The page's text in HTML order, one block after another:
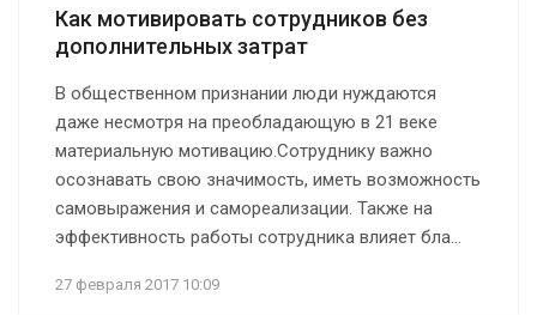
Как мотивировать сотрудников без
дополнительных затрат
В общественном признании люди нуждаются
даже несмотря на преобладающую в 21 веке
материальную мотивацию.Сотруднику важно
осознавать свою значимость, иметь возможность
самовыражения и самореализации. Также на
эффективность работы сотрудника влияет бла...
27 февраля 2017 10:09